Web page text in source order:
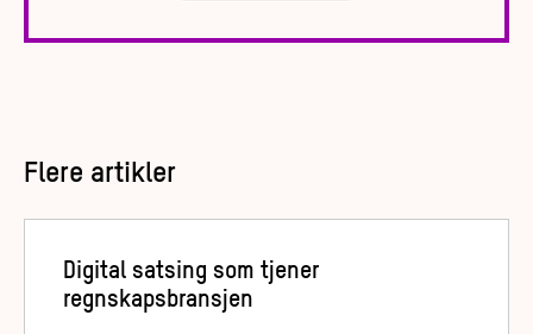
Flere artikler
Digital satsing som tjener
regnskapsbransjen